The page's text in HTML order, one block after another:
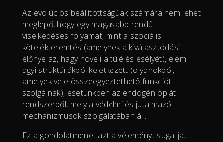
Az evolúciós beállítottságúak számára nem lehet
meglepő, hogy egy magasabb rendű
viselkedéses folyamat, mint a szociális
kötelékteremtés (amelynek a kiválasztódási
előnye az, hagy növeli a túlélés esélyét), elemi
agyi struktúrákból keletkezett (olyanokból,
amelyek vele összeegyeztethető funkciót
szolgálnak), esetünkben az endogén ópiát
rendszerből, mely a védelmi és jutalmazó
mechanizmusok szolgálatában áll.
Ez a gondolatmenet azt a véleményt sugallja,